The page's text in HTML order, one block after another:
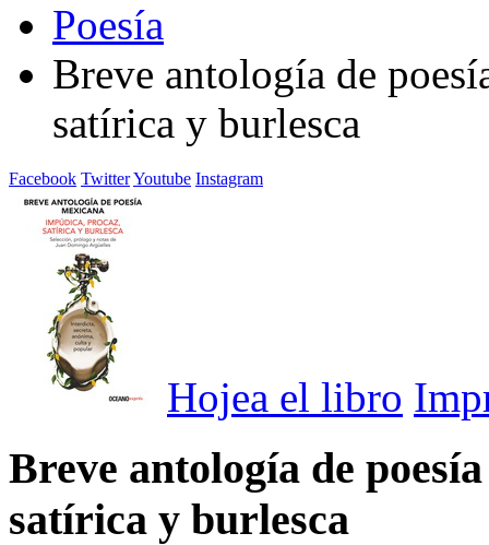
Poesía
Breve antología de
satírica y burlesca
Facebook TwitterYoutube Instagram
Hojea el libro
Breve antología de
satírica y burlesca